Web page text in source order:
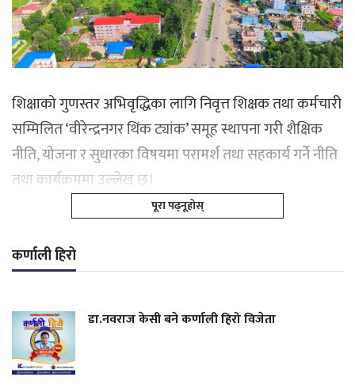
शिक्षाको गुणस्तर अभिवृद्धिका लागि निवृत्त शिक्षक तथा कर्मचारी
सम्मिलित ‘वीरेन्द्रनगर थिंक ट्यांक’ समूह स्थापना गरी शैक्षिक
नीति, योजना र सुधारका विषयमा परामर्श तथा सहकार्य गर्ने नीति
तथा कार्यक्रममा उल्लेख छ।
पूरा पढ्नूहोस्
कर्णाली हिरो
डा.नवराज केसी बने कर्णाली हिरो विजेता